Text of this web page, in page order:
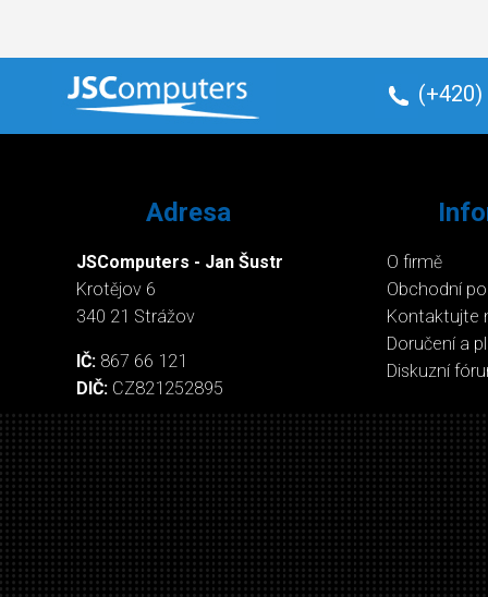
(+420)
Adresa
JSComputers - Jan Šustr
Krotějov 6
340 21 Strážov
IČ: 867 66 121
DIČ: CZ821252895
O firmě
Obchodní
Kontaktujte
Doručení a
Diskuzní